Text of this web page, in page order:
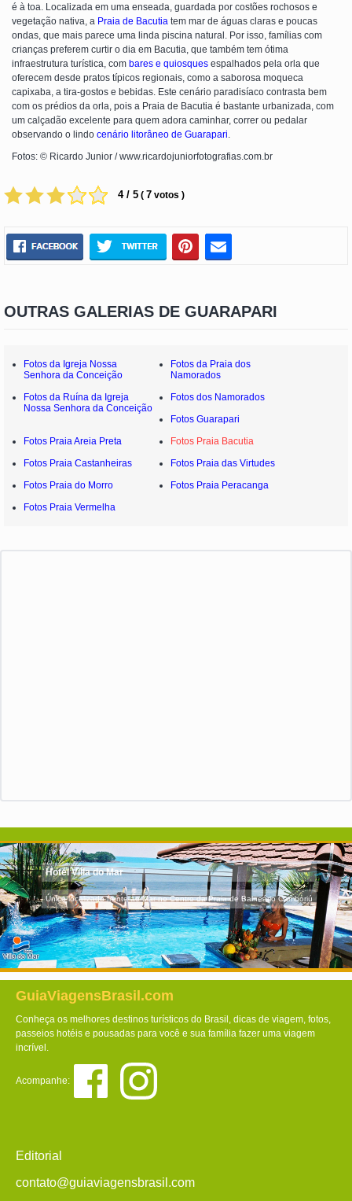
é à toa. Localizada em uma enseada, guardada por costões rochosos e
vegetação nativa, a Praia de Bacutia tem mar de águas claras e poucas
ondas, que mais parece uma linda piscina natural. Por isso, famílias com
crianças preferem curtir o dia em Bacutia, que também tem ótima
infraestrutura turística, com bares e quiosques espalhados pela orla que
oferecem desde pratos típicos regionais, como a saborosa moqueca
capixaba, a tira-gostos e bebidas. Este cenário paradisíaco contrasta bem
com os prédios da orla, pois a Praia de Bacutia é bastante urbanizada, com
um calçadão excelente para quem adora caminhar, correr ou pedalar
observando o lindo cenário litorâneo de Guarapari.
Fotos: © Ricardo Junior / www.ricardojuniorfotografias.com.br
4 / 5 ( 7 votos )
OUTRAS GALERIAS DE GUARAPARI
Fotos da Igreja Nossa
Senhora da Conceição
Fotos da Praia dos
Namorados
Fotos da Ruína da Igreja
Nossa Senhora da Conceição
Fotos dos Namorados
Fotos Guarapari
Fotos Praia Areia Preta
Fotos Praia Bacutia
Fotos Praia Castanheiras
Fotos Praia das Virtudes
Fotos Praia do Morro
Fotos Praia Peracanga
Fotos Praia Vermelha
Hotel Villa do Mar
Único localizado frente ao Mar no Centro da Praia de Balneário Camboriú
GuiaViagensBrasil.com
Conheça os melhores destinos turísticos do Brasil, dicas de viagem, fotos,
passeios hotéis e pousadas para você e sua família fazer uma viagem
incrível.
Acompanhe:
Editorial
contato@guiaviagensbrasil.com